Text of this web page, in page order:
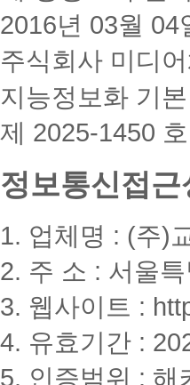
2016년 03월 04
주식회사 미디
지능정보화 기
제 2025-1450 호
정보통신접
1. 업체명 : (주)
2. 주 소 : 서울
3. 웹사이트 :
4. 유효기간 :
5. 인증범위 : 해